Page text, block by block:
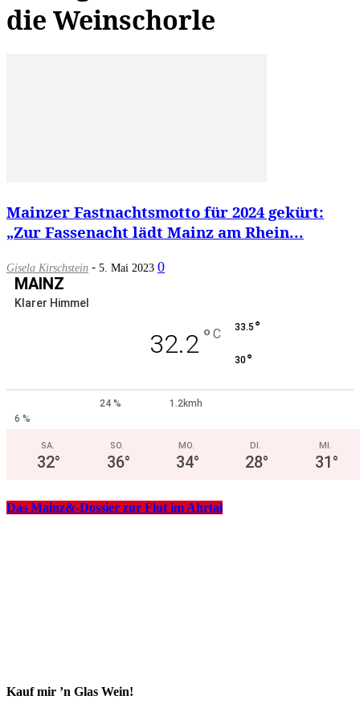
die Weinschorle
Mainzer Fastnachtsmotto für 2024 gekürt:
„Zur Fassenacht lädt Mainz am Rhein...
Gisela Kirschstein - 5. Mai 2023 0
MAINZ
Klarer Himmel
32.2 ° C 33.5 °
30°
24 %
1.2kmh
6 %
SA.
32°
SO.
36°
MO.
34°
DI.
28°
MI.
31°
Das Mainz&-Dossier zur Flut im Ahrtal
Kauf mir ’n Glas Wein!